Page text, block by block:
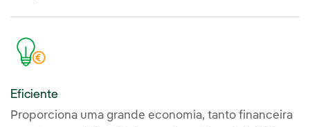
Eficiente
Proporciona uma grande economia, tanto financeira